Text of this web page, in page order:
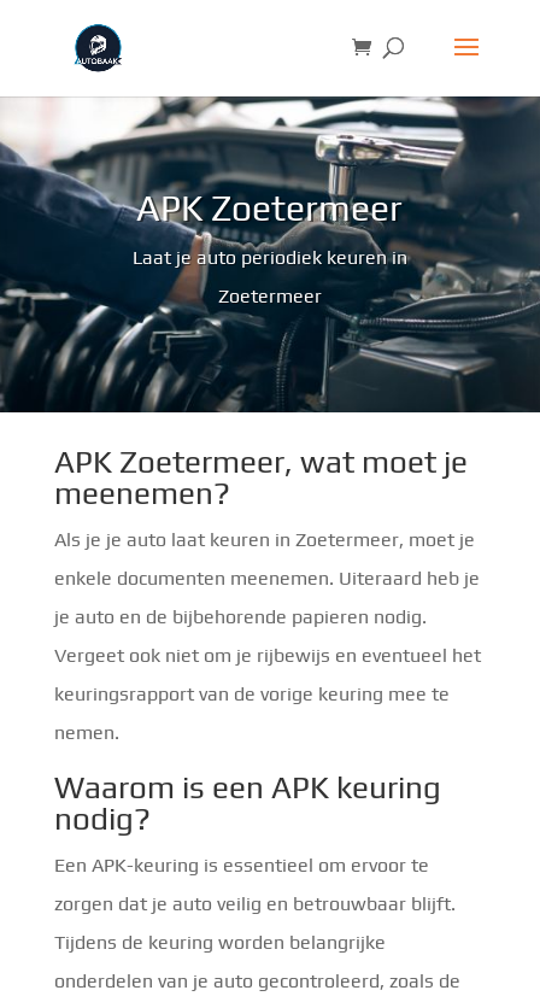
APK Zoetermeer
Laat je auto periodiek keuren in
Zoetermeer
APK Zoetermeer, wat moet je
meenemen?
Als je je auto laat keuren in Zoetermeer, moet je
enkele documenten meenemen. Uiteraard heb je
je auto en de bijbehorende papieren nodig.
Vergeet ook niet om je rijbewijs en eventueel het
keuringsrapport van de vorige keuring mee te
nemen.
Waarom is een APK keuring
nodig?
Een APK-keuring is essentieel om ervoor te
zorgen dat je auto veilig en betrouwbaar blijft.
Tijdens de keuring worden belangrijke
onderdelen van je auto gecontroleerd, zoals de